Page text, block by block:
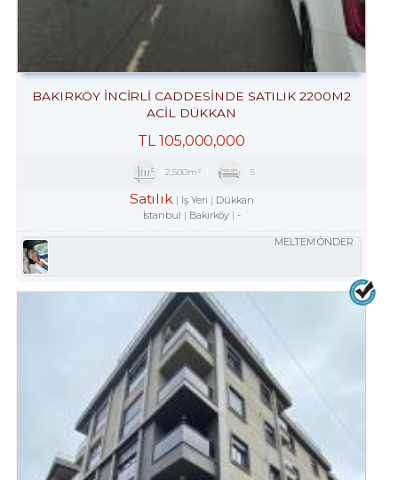
BAKIRKÖY İNCİRLİ CADDESINDE SATILIK 2200M2
ACİL DÜKKAN
TL105,000,000
2,500m² 5
Satılık İş Yeri
Dükkan
İstanbul
Bakırköy -
MELTEM ÖNDER